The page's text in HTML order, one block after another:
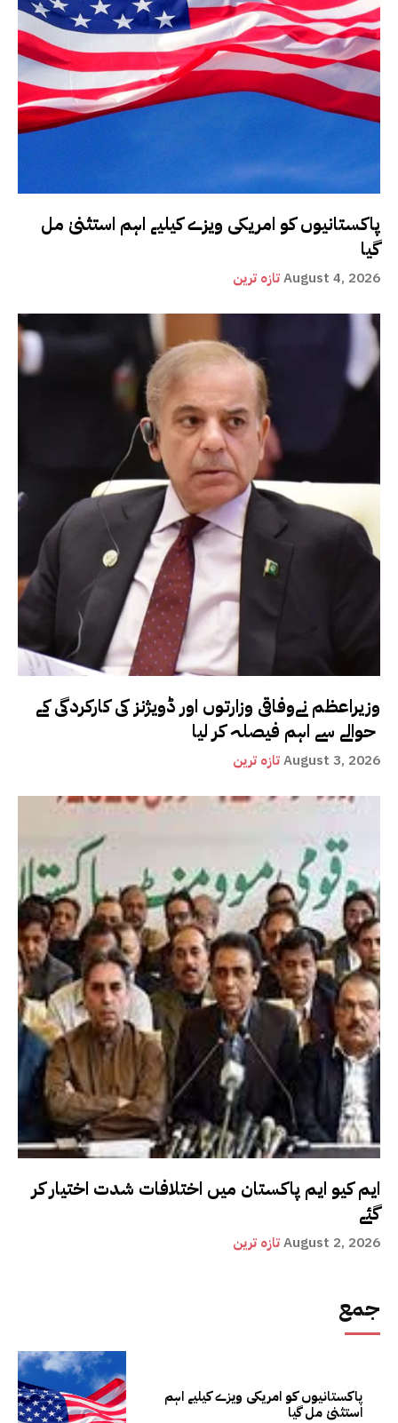
پاکستانیوں کو امریکی ویزے کیلیے اہم استثنیٰ مل
گیا
تازہ ترینAugust 4, 2026
وزیراعظم نےوفاقی وزارتوں اور ڈویژنز کی کارکردگی کے
تازہ ترینAugust 3, 2026
ایم کیو ایم پاکستان میں اختلافات شدت اختیار کر
گئے
تازہ ترینAugust 2, 2026
جمع
پاکستانیوں کو امریکی ویزے کیلیے اہم
استثنیٰ مل گیا